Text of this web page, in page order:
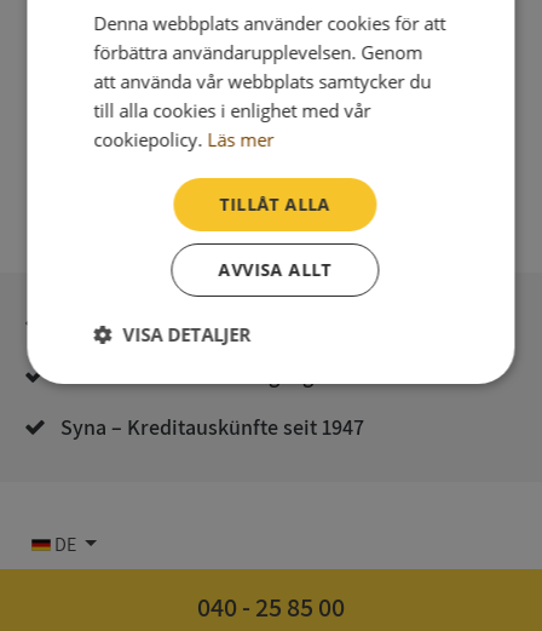
Sichere Bezahlung mit stripe
Syna – Kreditauskünfte seit 1947
DE
040 - 25 85 00
Denna webbplats använder cookies för att
förbättra användarupplevelsen. Genom
att använda vår webbplats samtycker du
till alla cookies i enlighet med vår
cookiepolicy. Läs mer
TILLÅT ALLA
AVVISA ALLT
VISA DETALJER
Strikt
Prestanda Inriktning